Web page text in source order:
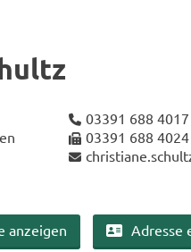
03391 688 4017
03391 688 4024
an­zei­gen Adres­se